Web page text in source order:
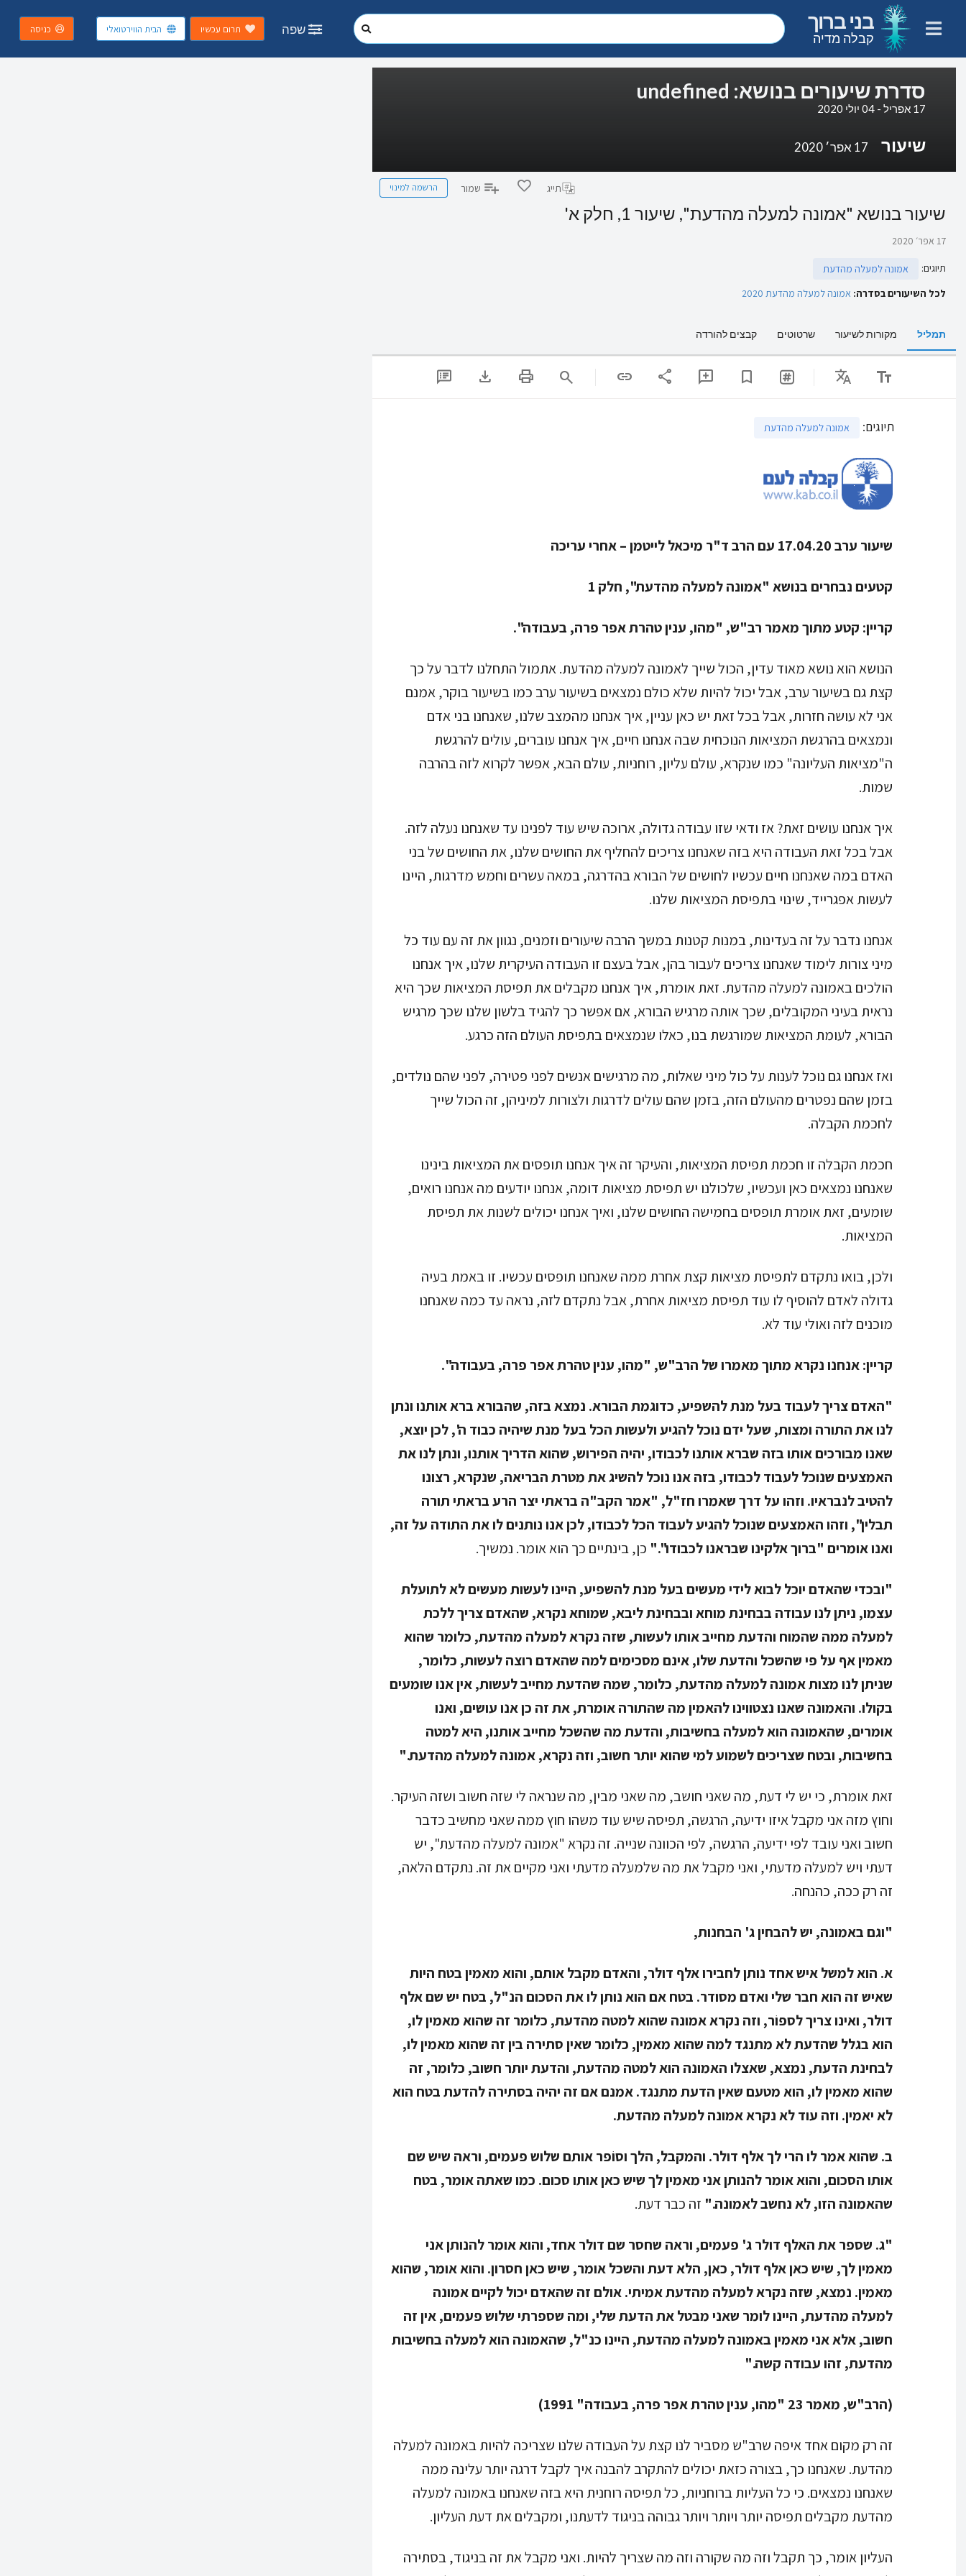
בני ברוך
קבלה מדיה
שפה תרום עכשיו הבית הווירטואלי כניסה
סדרת שיעורים בנושא: undefined
17 אפריל - 04 יולי 2020
שיעור 17 אפר׳ 2020
תייג שמור הרשמה למינוי
שיעור בנושא "אמונה למעלה מהדעת", שיעור 1, חלק א'
17 אפר׳ 2020
תיוגים:
אמונה למעלה מהדעת
לכל השיעורים בסדרה: אמונה למעלה מהדעת 2020
תמליל מקורות לשיעור שרטוטים קבצים להורדה
text_fields
Translate
bookmark
add_comment
share
link
search
print
download
תיוגים: אמונה למעלה מהדעת
שיעור ערב 17.04.20 עם הרב ד"ר מיכאל לייטמן – אחרי עריכה
קטעים נבחרים בנושא "אמונה למעלה מהדעת", חלק 1
קריין: קטע מתוך מאמר רב"ש, "מהו, ענין טהרת אפר פרה, בעבודה".
הנושא הוא נושא מאוד עדין, הכול שייך לאמונה למעלה מהדעת. אתמול התחלנו לדבר על כך
קצת גם בשיעור ערב, אבל יכול להיות שלא כולם נמצאים בשיעור ערב כמו בשיעור בוקר, אמנם
אני לא עושה חזרות, אבל בכל זאת יש כאן עניין, איך אנחנו מהמצב שלנו, שאנחנו בני אדם
ונמצאים בהרגשת המציאות הנוכחית שבה אנחנו חיים, איך אנחנו עוברים, עולים להרגשת
ה"מציאות העליונה" כמו שנקרא, עולם עליון, רוחניות, עולם הבא, אפשר לקרוא לזה בהרבה
שמות.
איך אנחנו עושים זאת? אז ודאי שזו עבודה גדולה, ארוכה שיש עוד לפנינו עד שאנחנו נעלה לזה.
אבל בכל זאת העבודה היא בזה שאנחנו צריכים להחליף את החושים שלנו, את החושים של בני
האדם במה שאנחנו חיים עכשיו לחושים של הבורא בהדרגה, במאה עשרים וחמש מדרגות, היינו
לעשות אפגרייד, שינוי בתפיסת המציאות שלנו.
אנחנו נדבר על זה בעדינות, במנות קטנות במשך הרבה שיעורים וזמנים, נגוון את זה עם עוד כל
מיני צורות לימוד שאנחנו צריכים לעבור בהן, אבל בעצם זו העבודה העיקרית שלנו, איך אנחנו
הולכים באמונה למעלה מהדעת. זאת אומרת, איך אנחנו מקבלים את תפיסת המציאות שכך היא
נראית בעיני המקובלים, שכך אותה מרגיש הבורא, אם אפשר כך להגיד בלשון שלנו שכך מרגיש
הבורא, לעומת המציאות שמורגשת בנו, כאלו שנמצאים בתפיסת העולם הזה כרגע.
ואז אנחנו גם נוכל לענות על כול מיני שאלות, מה מרגישים אנשים לפני פטירה, לפני שהם נולדים,
בזמן שהם נפטרים מהעולם הזה, בזמן שהם עולים לדרגות ולצורות למיניהן, זה הכול שייך
לחכמת הקבלה.
חכמת הקבלה זו חכמת תפיסת המציאות, והעיקר זה איך אנחנו תופסים את המציאות בינינו
שאנחנו נמצאים כאן ועכשיו, שלכולנו יש תפיסת מציאות דומה, אנחנו יודעים מה אנחנו רואים,
שומעים, זאת אומרת תופסים בחמישה החושים שלנו, ואיך אנחנו יכולים לשנות את תפיסת
המציאות.
ולכן, בואו נתקדם לתפיסת מציאות קצת אחרת ממה שאנחנו תופסים עכשיו. זו באמת בעיה
גדולה לאדם להוסיף לו עוד תפיסת מציאות אחרת, אבל נתקדם לזה, נראה עד כמה שאנחנו
מוכנים לזה ואולי עוד לא.
קריין:אנחנו נקרא מתוך מאמרו של הרב"ש, "מהו, ענין טהרת אפר פרה, בעבודה".
"האדם צריך לעבוד בעל מנת להשפיע, כדוגמת הבורא. נמצא בזה, שהבורא ברא אותנו ונתן
לנו את התורה ומצות, שעל ידם נוכל להגיע ולעשות הכל בעל מנת שיהיה כבוד ה', לכן יוצא,
שאנו מבורכים אותו בזה שברא אותנו לכבודו, יהיה הפירוש, שהוא הדריך אותנו, ונתן לנו את
האמצעים שנוכל לעבוד לכבודו, בזה אנו נוכל להשיג את מטרת הבריאה, שנקרא, רצונו
להטיב לנבראיו. וזהו על דרך שאמרו חז"ל, "אמר הקב"ה בראתי יצר הרע בראתי תורה
תבלין", וזהו האמצעים שנוכל להגיע לעבוד הכל לכבודו, לכן אנו נותנים לו את התודה על זה,
ואנו אומרים "ברוך אלקינו שבראנו לכבודו"." כן, בינתיים כך הוא אומר. נמשיך.
"ובכדי שהאדם יוכל לבוא לידי מעשים בעל מנת להשפיע, היינו לעשות מעשים לא לתועלת
עצמו, ניתן לנו עבודה בבחינת מוחא ובבחינת ליבא, שמוחא נקרא, שהאדם צריך ללכת
למעלה ממה שהמוח והדעת מחייב אותו לעשות, שזה נקרא למעלה מהדעת, כלומר שהוא
מאמין אף על פי שהשכל והדעת שלו, אינם מסכימים למה שהאדם רוצה לעשות, כלומר,
שניתן לנו מצות אמונה למעלה מהדעת, כלומר, שמה שהדעת מחייב לעשות, אין אנו שומעים
בקולו. והאמונה שאנו נצטווינו להאמין מה שהתורה אומרת, את זה כן אנו עושים, ואנו
אומרים, שהאמונה הוא למעלה בחשיבות, והדעת מה שהשכל מחייב אותנו, היא למטה
בחשיבות, ובטח שצריכים לשמוע למי שהוא יותר חשוב, וזה נקרא, אמונה למעלה מהדעת."
זאת אומרת, כי יש לי דעת, מה שאני חושב, מה שאני מבין, מה שנראה לי שזה חשוב ושזה העיקר.
וחוץ מזה אני מקבל איזו ידיעה, הרגשה, תפיסה שיש עוד משהו חוץ ממה שאני מחשיב כדבר
חשוב ואני עובד לפי ידיעה, הרגשה, לפי הכוונה שנייה. זה נקרא "אמונה למעלה מהדעת", יש
דעתי ויש למעלה מדעתי, ואני מקבל את מה שלמעלה מדעתי ואני מקיים את זה. נתקדם הלאה,
זה רק ככה, כהנחה.
"וגם באמונה, יש להבחין ג' הבחנות,
א. הוא למשל איש אחד נותן לחבירו אלף דולר, והאדם מקבל אותם, והוא מאמין בטח היות
שאיש זה הוא חבר שלי ואדם מסודר. בטח אם הוא נותן לו את הסכום הנ"ל, בטח יש שם אלף
דולר, ואינו צריך לספוֹר, וזה נקרא אמונה שהוא למטה מהדעת, כלומר זה שהוא מאמין לו,
הוא בגלל שהדעת לא מתנגד למה שהוא מאמין, כלומר שאין סתירה בין זה שהוא מאמין לו,
לבחינת הדעת, נמצא, שאצלו האמונה הוא למטה מהדעת, והדעת יותר חשוב, כלומר, זה
שהוא מאמין לו, הוא מטעם שאין הדעת מתנגד. אמנם אם זה יהיה בסתירה להדעת בטח הוא
לא יאמין. וזה עוד לא נקרא אמונה למעלה מהדעת.
ב. שהוא אמר לו הרי לך אלף דולר. והמקבל, הלך וסוֹפר אותם שלוש פעמים, וראה שיש שם
אותו הסכום, והוא אומר להנותן אני מאמין לך שיש כאן אותו סכום. כמו שאתה אומר, בטח
שהאמונה הזו, לא נחשב לאמונה." זה כבר דעת.
"ג. שספר את האלף דולר ג' פעמים, וראה שחסר שם דולר אחד, והוא אומר להנותן אני
מאמין לך, שיש כאן אלף דולר, כאן, הלא דעת והשכל אומר, שיש כאן חסרון. והוא אומר, שהוא
מאמין. נמצא, שזה נקרא למעלה מהדעת אמיתי. אולם זה שהאדם יכול לקיים אמונה
למעלה מהדעת, היינו לומר שאני מבטל את הדעת שלי, ומה שספרתי שלוש פעמים, אין זה
חשוב, אלא אני מאמין באמונה למעלה מהדעת, היינו כנ"ל, שהאמונה הוא למעלה בחשיבות
מהדעת, זהו עבודה קשה."
(הרב"ש, מאמר 23 "מהו, ענין טהרת אפר פרה, בעבודה" 1991)
זה רק מקום אחד איפה שרב"ש מסביר לנו קצת על העבודה שלנו שצריכה להיות באמונה למעלה
מהדעת. שאנחנו כך, בצורה כזאת יכולים להתקרב להבנה איך לקבל דרגה יותר עלינה ממה
שאנחנו נמצאים. כי כל העליות ברוחניות, כל תפיסה רוחנית היא בזה שאנחנו באמונה למעלה
מהדעת מקבלים תפיסה יותר ויותר ויותר גבוהה בניגוד לדעתנו, ומקבלים את דעת העליון.
העליון אומר, כך תקבל וזה מה שקורה וזה מה שצריך להיות. ואני מקבל את זה בניגוד, בסתירה